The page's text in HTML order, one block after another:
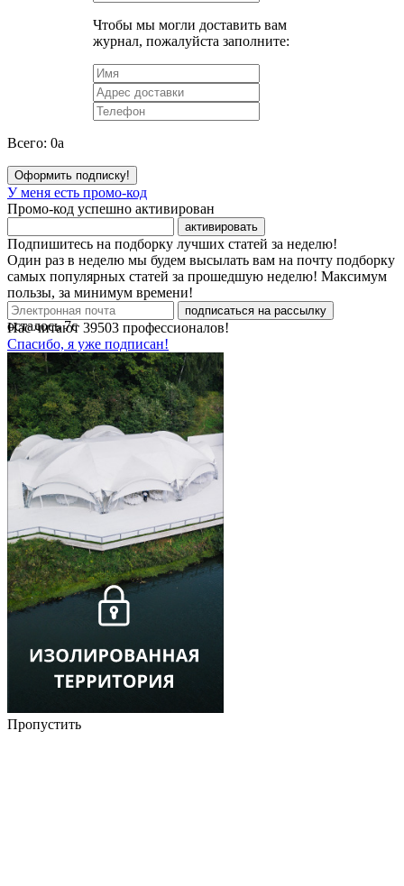
Чтобы мы могли доставить вам
журнал, пожалуйста заполните:
Всего: 0a
Оформить подписку!
У меня есть промо-код
Промо-код успешно активирован
активировать
Подпишитесь на подборку лучших статей за неделю!
Один раз в неделю мы будем высылать вам на почту подборку
самых популярных статей за прошедшую неделю! Максимум
пользы, за минимум времени!
подписаться на рассылку
Нас читают 39503 профессионалов!
Спасибо, я уже подписан!
осталось7с
Пропустить